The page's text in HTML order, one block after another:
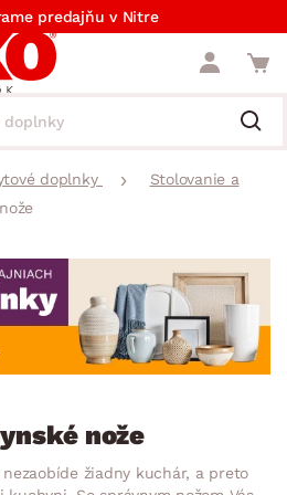
predajňu v Nitre
doplnky
Stolovanie a
nože
žiadny kuchár, a preto